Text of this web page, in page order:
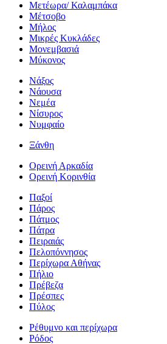
Μετέωρα/ Καλαμπάκα
Μέτσοβο
Μήλος
Μικρές Κυκλάδες
Μονεμβασιά
Μύκονος
Νάξος
Νάουσα
Νεμέα
Νίσυρος
Νυμφαίο
Ξάνθη
Ορεινή Αρκαδία
Ορεινή Κορινθία
Παξοί
Πάρος
Πάτμος
Πάτρα
Πειραιάς
Πελοπόννησος
Περίχωρα Αθήνας
Πήλιο
Πρέβεζα
Πρέσπες
Πύλος
Ρέθυμνο και περίχωρα
Ρόδος